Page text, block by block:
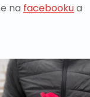
na facebookua